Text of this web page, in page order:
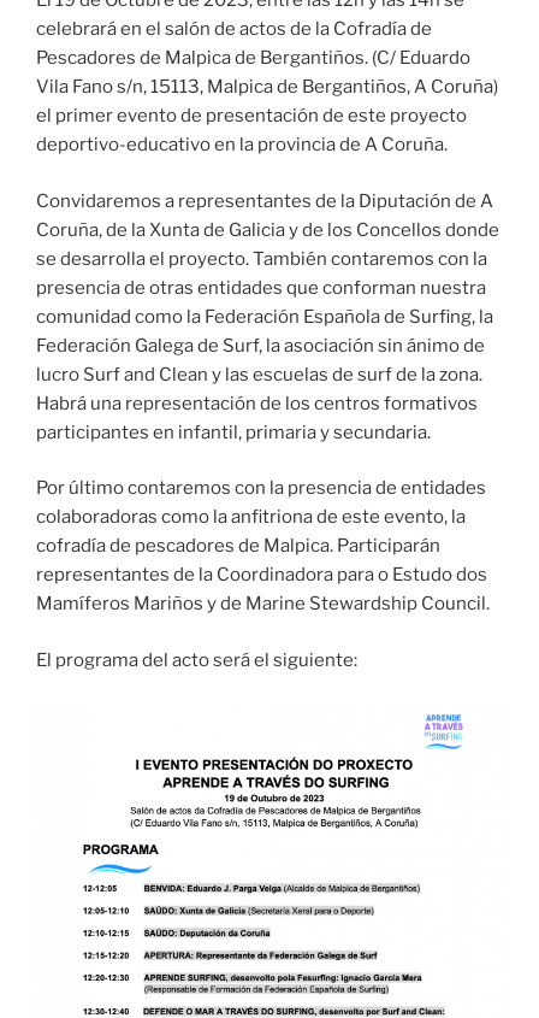
celebrará en el salón de actos de la Cofradía de
Pescadores de Malpica de Bergantiños. (C/ Eduardo
Vila Fano s/n, 15113, Malpica de Bergantiños, A Coruña)
el primer evento de presentación de este proyecto
deportivo-educativo en la provincia de A Coruña.
Convidaremos a representantes de la Diputación de A
Coruña, de la Xunta de Galicia y de los Concellos donde
se desarrolla el proyecto. También contaremos con la
presencia de otras entidades que conforman nuestra
comunidad como la Federación Española de Surfing, la
Federación Galega de Surf, la asociación sin ánimo de
lucro Surf and Clean y las escuelas de surf de la zona.
Habrá una representación de los centros formativos
participantes en infantil, primaria y secundaria.
Por último contaremos con la presencia de entidades
colaboradoras como la anfitriona de este evento, la
cofradía de pescadores de Malpica. Participarán
representantes de la Coordinadora para o Estudo dos
Mamíferos Mariños y de Marine Stewardship Council.
El programa del acto será el siguiente: